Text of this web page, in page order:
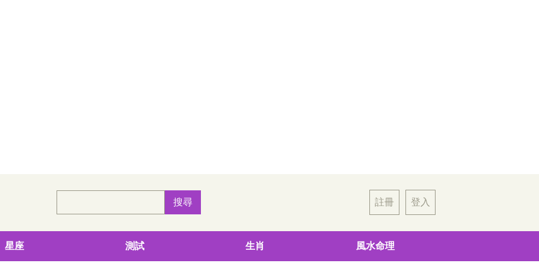
註冊 登入
星座 測試 生肖 風水命理